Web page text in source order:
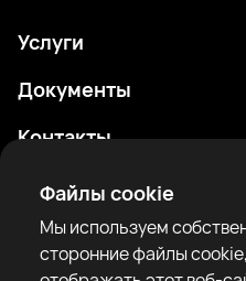
Файлы cookie
Мы используем
сторонние файлы
Услуги
Расписание
Боксеры
Рейтинги
Новости
Документы
Политика
Уведомление о рисках
Правила сообщества
Контакты
support@rtfight.com
Приложения